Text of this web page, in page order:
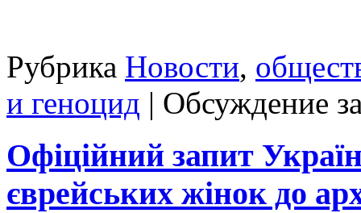
Рубрика Новости,
и геноцид | Обсуждение
Офіційний запит
єврейських жінок до